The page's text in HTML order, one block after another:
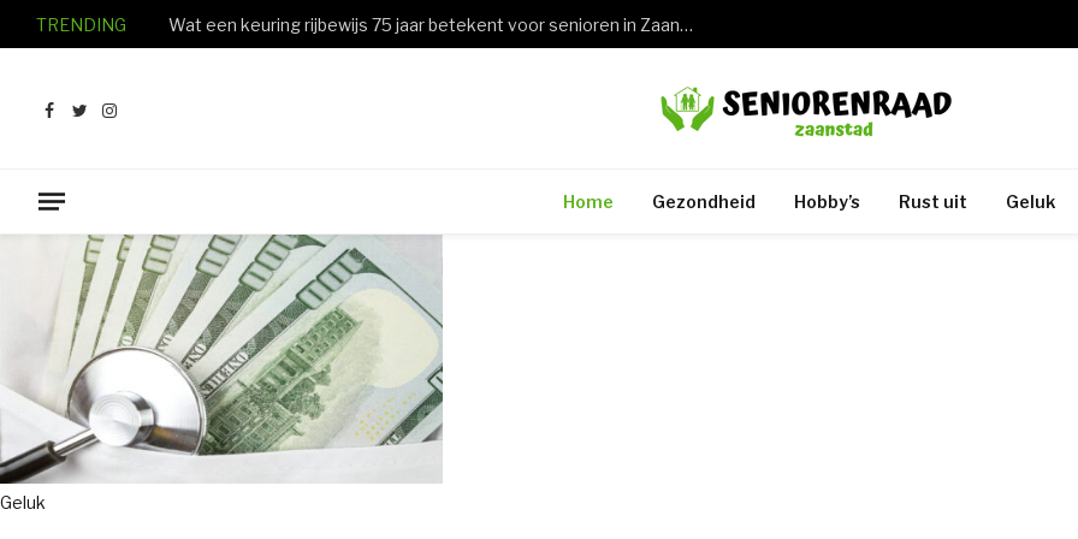
TRENDING Wat een keuring rijbewijs 75 jaar betekent voor senioren in Zaandam en de rest van Zaanstad
Facebook
TwitterInstagram
Home Gezondheid Hobby’s Rust uit Geluk
Geluk